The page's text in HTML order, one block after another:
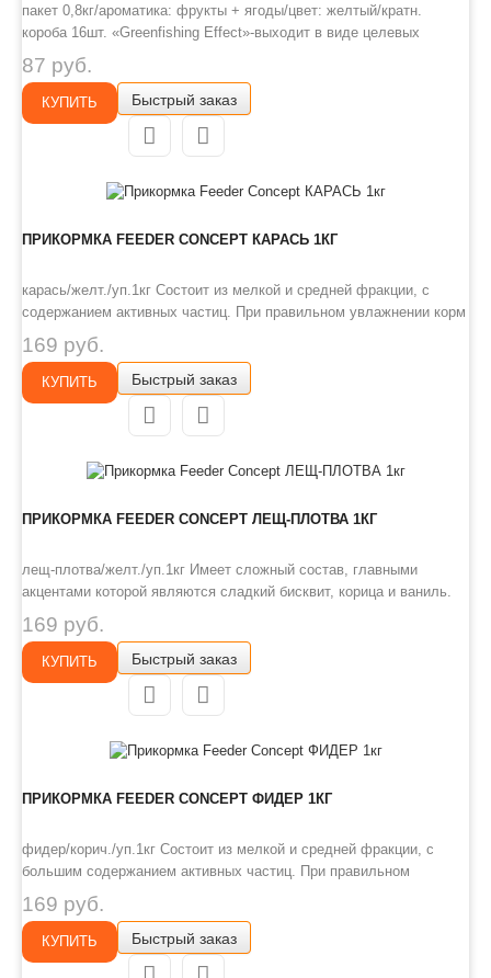
пакет 0,8кг/ароматика: фрукты + ягоды/цвет: желтый/кратн.
короба 16шт. «Greenfishing Effect»-выходит в виде целевых
прикормок, в каждой из которых тщательным образом подобран
состав, аромат к тому или иному виду рыб и условиям ловли.
Предназначенная для использования в любительской и
спортивной рыб..
87 руб.
КУПИТЬ Быстрый заказ
ПРИКОРМКА FEEDER CONCEPT КАРАСЬ 1КГ
карась/желт./уп.1кг Состоит из мелкой и средней фракции, с
содержанием активных частиц. При правильном увлажнении корм
доходит до дна и высвобождает активные частицы, которые
создают лифтинг и привлекают рыбу. Прикормка не насыщает
рыбу и удерживает ее на точке лова длительное время. Способ
правил..
169 руб.
КУПИТЬ Быстрый заказ
ПРИКОРМКА FEEDER CONCEPT ЛЕЩ-ПЛОТВА 1КГ
лещ-плотва/желт./уп.1кг Имеет сложный состав, главными
акцентами которой являются сладкий бисквит, корица и ваниль.
Универсальна для большинства речных нехищных рыб, которые
ловятся на донку и поплавок. Состоит из мелкой и средней
фракции, с большим содержанием активных частиц. Прикормка не
насыщае..
169 руб.
КУПИТЬ Быстрый заказ
ПРИКОРМКА FEEDER CONCEPT ФИДЕР 1КГ
фидер/корич./уп.1кг Состоит из мелкой и средней фракции, с
большим содержанием активных частиц. При правильном
увлажнении корм доходит до дна и высвобождает активные
частицы, которые создают лифтинг и привлекают рыбу.
Прикормка не насыщает рыбу и удерживает ее на точке лова
длительное время. Спосо..
169 руб.
КУПИТЬ Быстрый заказ